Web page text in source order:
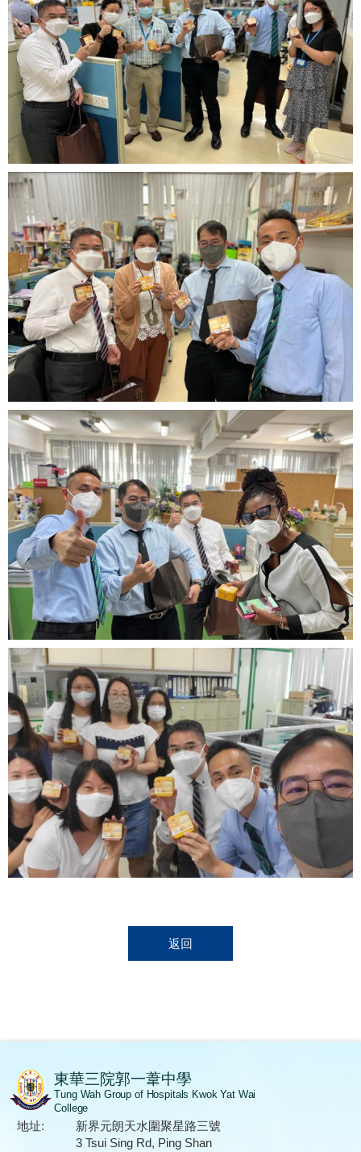
返回
東華三院郭一葦中學
Tung Wah Group of Hospitals Kwok Yat Wai
College
地址:
新界元朗天水圍聚星路三號
3 Tsui Sing Rd, Ping Shan